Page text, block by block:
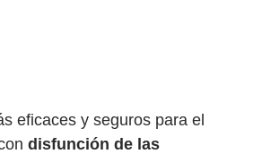
eficaces y seguros para el
disfunción de las